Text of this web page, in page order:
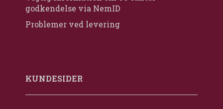
godkendelse via NemID
Problemer ved levering
KUNDESIDER